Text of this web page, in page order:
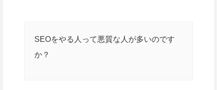
SEOをやる人って悪質な人が多いのです
か？